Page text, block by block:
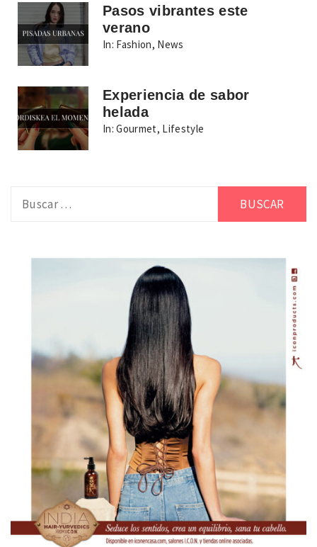
Pasos vibrantes este
verano
In: Fashion, News
Experiencia de sabor
helada
In: Gourmet, Lifestyle